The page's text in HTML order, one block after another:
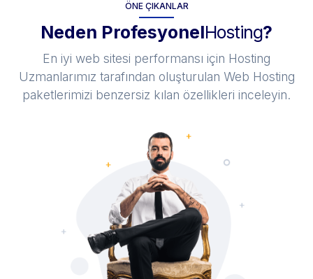
ÖNE ÇIKANLAR
Neden ProfesyonelHosting?
En iyi web sitesi performansı için Hosting
Uzmanlarımız tarafından oluşturulan Web Hosting
paketlerimizi benzersiz kılan özellikleri inceleyin.